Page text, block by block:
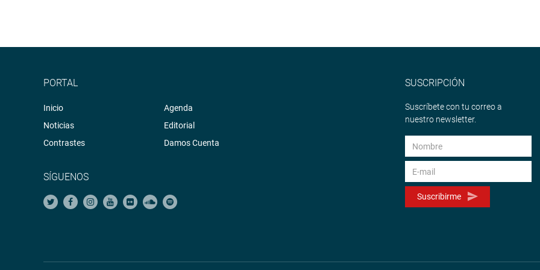
OFICINA DE COMUNICACIONES E IMAGEN INSTITUCIONAL
PORTAL
Inicio
Noticias
Contrastes
Agenda
Editorial
Damos Cuenta
SÍGUENOS
SUSCRIPCIÓN
Suscríbete con tu correo a
nuestro newsletter.
Suscribirme